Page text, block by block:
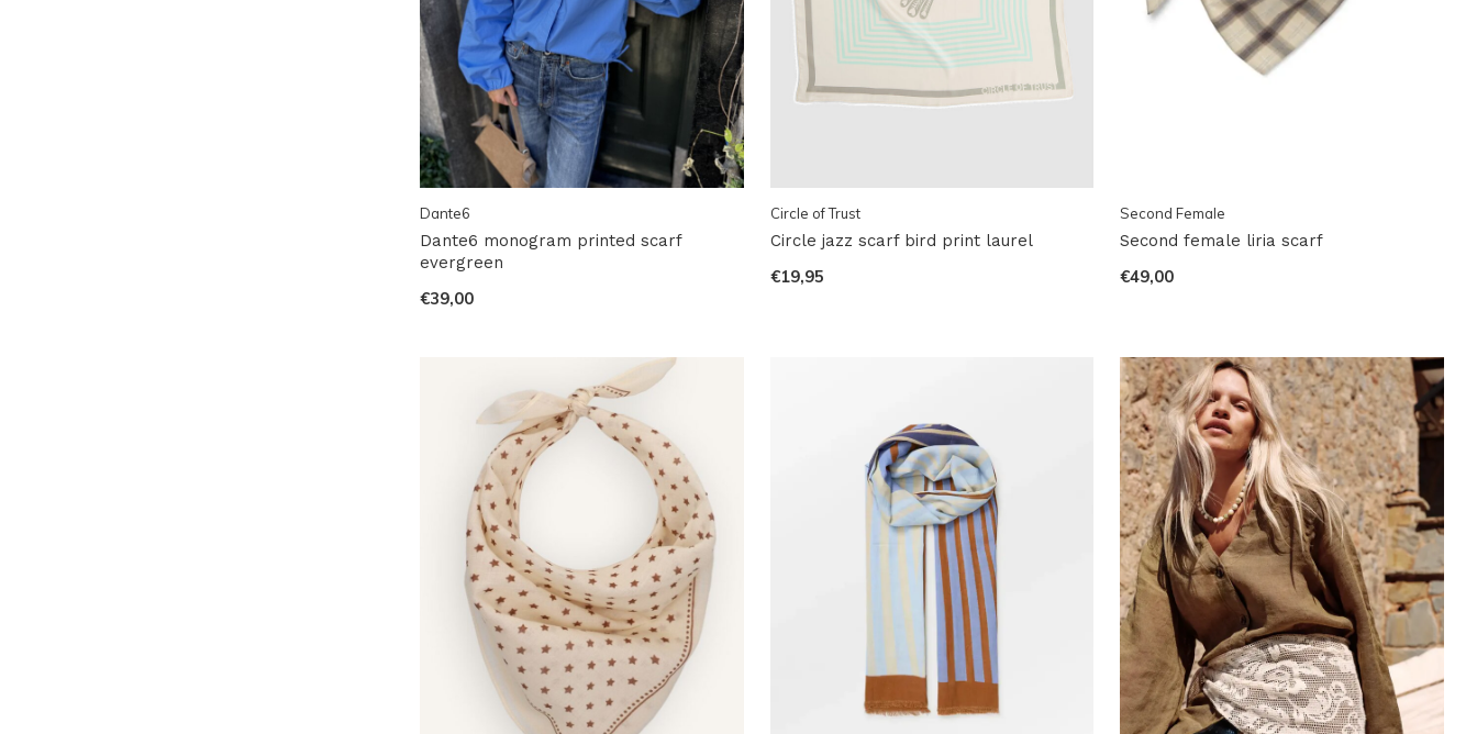
Dante6
Dante6 monogram printed scarf
evergreen
€39,00
Circle of Trust
Circle jazz scarf bird print laurel
€19,95
Second Female
Second female liria scarf
€49,00